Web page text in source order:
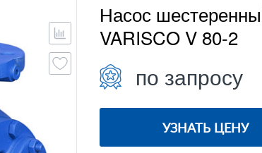
Насос
VARISCO V 80-2
по запросу
УЗНАТЬ ЦЕНУ